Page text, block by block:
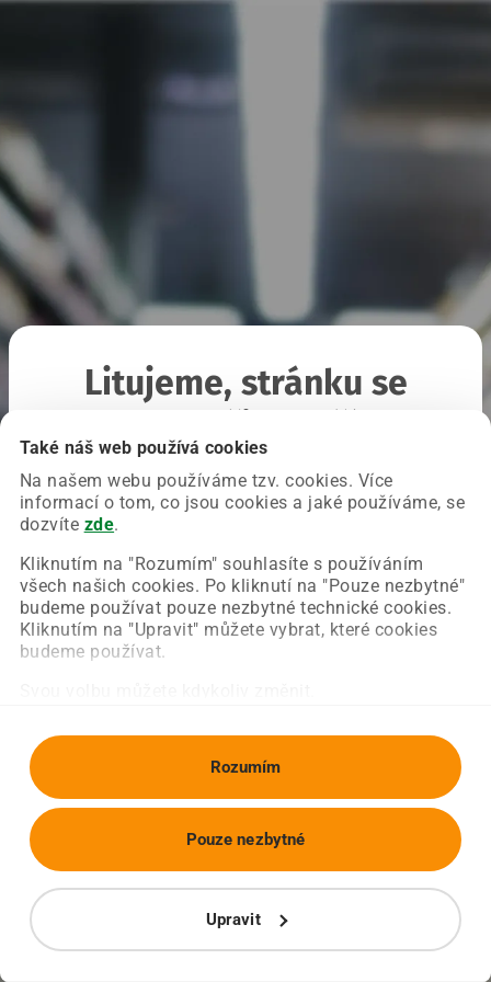
Také náš web používá cookies
Na našem webu používáme tzv. cookies. Více
informací o tom, co jsou cookies a jaké používáme, se
dozvíte zde.
Kliknutím na "Rozumím" souhlasíte s používáním
všech našich cookies. Po kliknutí na "Pouze nezbytné"
budeme používat pouze nezbytné technické cookies.
Kliknutím na "Upravit" můžete vybrat, které cookies
budeme používat.
Rozumím
Upravit
Pouze nezbytné
Litujeme, stránku se
Chyba nastala na naší straně a už ji opravujeme.
Zkuste prosím znovu načíst požadovanou stránku.
Obnovit stránku Úvodní strana